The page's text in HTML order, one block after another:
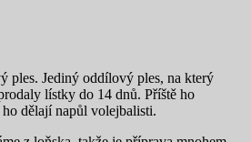
ples. Jediný oddílový ples, na který
lístky do 14 dnů. Příště ho
dělají napůl volejbalisti.